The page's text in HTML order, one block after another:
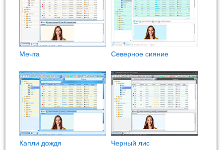
Мечта Северное сияние
Капли дождя Черный лис